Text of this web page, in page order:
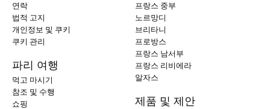
연락
법적 고지
개인정보 및 쿠키
쿠키 관리
파리 여행
먹고 마시기
참조 및 수행
쇼핑
프랑스 중부
노르망디
브리타니
프로방스
프랑스 남서부
프랑스 리비에라
알자스
제품 및 제안